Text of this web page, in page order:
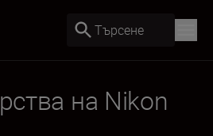
Търсене
на Nikon